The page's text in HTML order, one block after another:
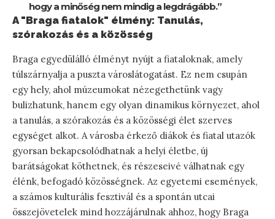
hogy a minőség nem mindig a legdrágább.”
A "Braga fiatalok" élmény: Tanulás,
szórakozás és a közösség
Braga egyedülálló élményt nyújt a fiataloknak, amely
túlszárnyalja a puszta városlátogatást. Ez nem csupán
egy hely, ahol múzeumokat nézegethetünk vagy
bulizhatunk, hanem egy olyan dinamikus környezet, ahol
a tanulás, a szórakozás és a közösségi élet szerves
egységet alkot. A városba érkező diákok és fiatal utazók
gyorsan bekapcsolódhatnak a helyi életbe, új
barátságokat köthetnek, és részeseivé válhatnak egy
élénk, befogadó közösségnek. Az egyetemi események,
a számos kulturális fesztivál és a spontán utcai
összejövetelek mind hozzájárulnak ahhoz, hogy Braga